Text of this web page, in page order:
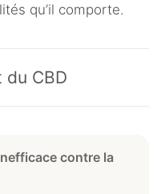
qu’il comporte.
du CBD
contre la